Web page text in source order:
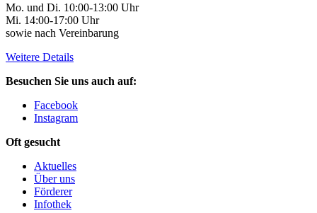
Mo. und Di. 10:00-13:00 Uhr
Mi. 14:00-17:00 Uhr
sowie nach Vereinbarung
Weitere Details
Besuchen Sie uns auch auf:
Facebook
Instagram
Oft gesucht
Aktuelles
Über uns
Förderer
Infothek